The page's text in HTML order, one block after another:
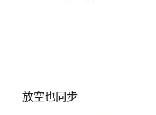
放空也同步